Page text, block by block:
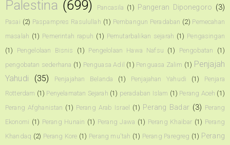
Palestina (699) Pancasila (1) Pangeran Diponegoro (3)
Pasai (2) Paspampres Rasulullah (1) Pembangun Peradaban (2) Pemecahan
masalah (1) Pemerintah rapuh (1) Pemutarbalikan sejarah (1) Pengasingan
(1)
Pengelolaan Bisnis (1) Pengelolaan Hawa Nafsu (1) Pengobatan
(1)
pengobatan sederhana (1) Penguasa Adil (1) Penguasa Zalim (1) Penjajah
Yahudi
(35) Penjajahan Belanda (1) Penjajahan Yahudi (1)
Penjara
Rotterdam (1) Penyelamatan Sejarah (1) peradaban Islam (1) Perang Aceh (1)
Perang Afghanistan (1) Perang Arab Israel (1) Perang Badar (3) Perang
Ekonomi (1) Perang Hunain (1) Perang Jawa (1) Perang Khaibar (1) Perang
Khandaq (2) Perang Kore (1) Perang mu'tah (1) Perang Paregreg (1) Perang